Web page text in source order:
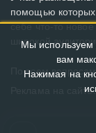
помощью которых
себе что-то
широкой
По всем
Реклама на сайте:
Мы используем
вам
Нажимая на